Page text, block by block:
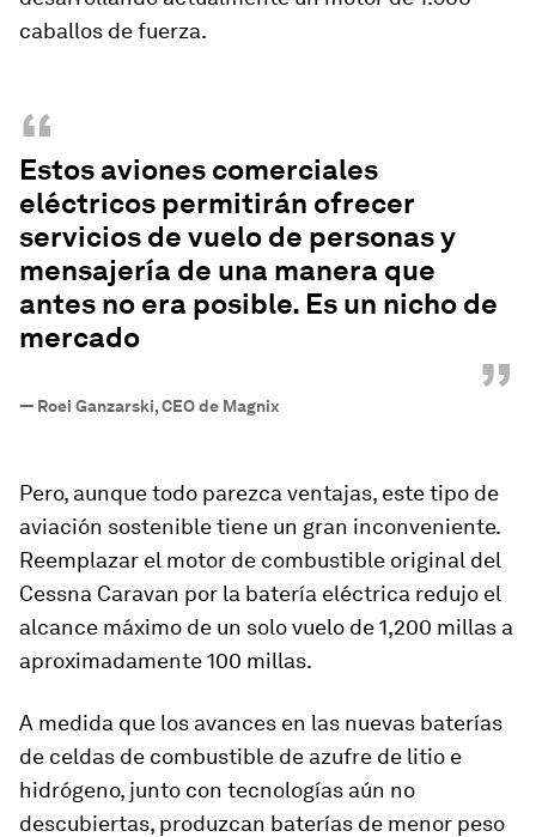
caballos de fuerza.
“
Estos aviones comerciales
eléctricos permitirán ofrecer
servicios de vuelo de personas y
mensajería de una manera que
antes no era posible. Es un nicho de
mercado
”
— Roei Ganzarski, CEO de Magnix
Pero, aunque todo parezca ventajas, este tipo de
aviación sostenible tiene un gran inconveniente.
Reemplazar el motor de combustible original del
Cessna Caravan por la batería eléctrica redujo el
alcance máximo de un solo vuelo de 1,200 millas a
aproximadamente 100 millas.
A medida que los avances en las nuevas baterías
de celdas de combustible de azufre de litio e
hidrógeno, junto con tecnologías aún no
descubiertas, produzcan baterías de menor peso